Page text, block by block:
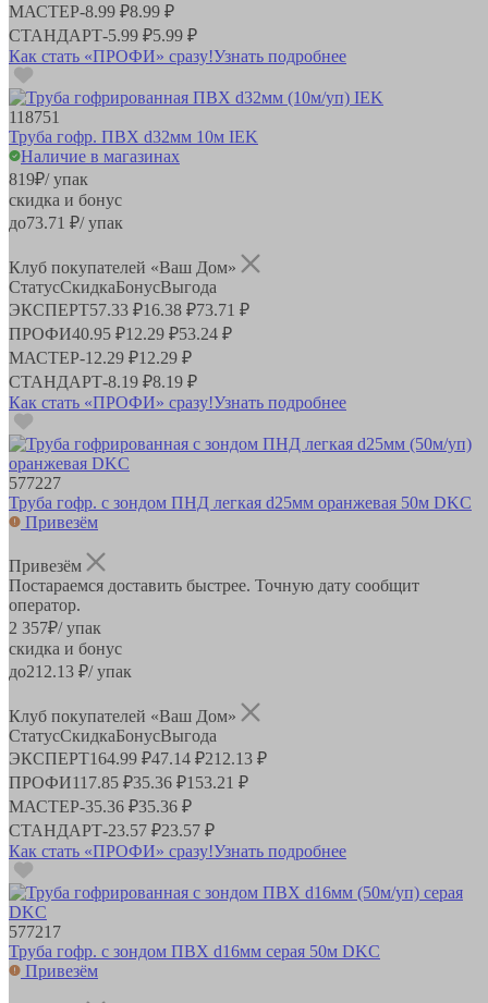
МАСТЕР-8.99 ₽8.99 ₽
СТАНДАРТ-5.99 ₽5.99 ₽
Как стать «ПРОФИ» сразу!Узнать подробнее
118751
Труба гофр. ПВХ d32мм 10м IEK
Наличие в магазинах
819₽/ упак
скидка и бонус
до73.71 ₽/ упак
Клуб покупателей «Ваш Дом»
СтатусСкидкаБонусВыгода
ЭКСПЕРТ57.33 ₽16.38 ₽73.71 ₽
ПРОФИ40.95 ₽12.29 ₽53.24 ₽
МАСТЕР-12.29 ₽12.29 ₽
СТАНДАРТ-8.19 ₽8.19 ₽
Как стать «ПРОФИ» сразу!Узнать подробнее
577227
Труба гофр. с зондом ПНД легкая d25мм оранжевая 50м DKC
Привезём
Привезём
Постараемся доставить быстрее. Точную дату сообщит
оператор.
2 357₽/ упак
скидка и бонус
до212.13 ₽/ упак
Клуб покупателей «Ваш Дом»
СтатусСкидкаБонусВыгода
ЭКСПЕРТ164.99 ₽47.14 ₽212.13 ₽
ПРОФИ117.85 ₽35.36 ₽153.21 ₽
МАСТЕР-35.36 ₽35.36 ₽
СТАНДАРТ-23.57 ₽23.57 ₽
Как стать «ПРОФИ» сразу!Узнать подробнее
577217
Труба гофр. с зондом ПВХ d16мм серая 50м DKC
Привезём